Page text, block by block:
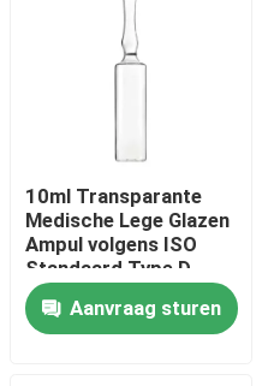
10ml Transparante
Medische Lege Glazen
Ampul volgens ISO
Standaard Type D
Aanvraag sturen